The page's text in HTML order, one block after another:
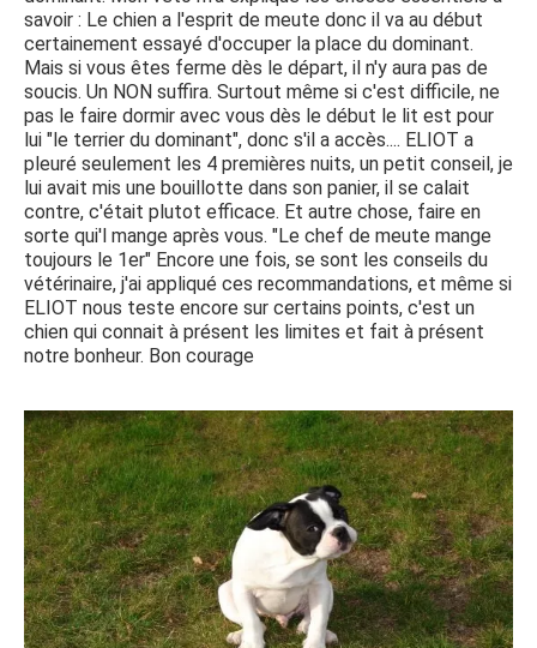
savoir : Le chien a l'esprit de meute donc il va au début
certainement essayé d'occuper la place du dominant.
Mais si vous êtes ferme dès le départ, il n'y aura pas de
soucis. Un NON suffira. Surtout même si c'est difficile, ne
pas le faire dormir avec vous dès le début le lit est pour
lui "le terrier du dominant", donc s'il a accès.... ELIOT a
pleuré seulement les 4 premières nuits, un petit conseil, je
lui avait mis une bouillotte dans son panier, il se calait
contre, c'était plutot efficace. Et autre chose, faire en
sorte qui'l mange après vous. "Le chef de meute mange
toujours le 1er" Encore une fois, se sont les conseils du
vétérinaire, j'ai appliqué ces recommandations, et même si
ELIOT nous teste encore sur certains points, c'est un
chien qui connait à présent les limites et fait à présent
notre bonheur. Bon courage